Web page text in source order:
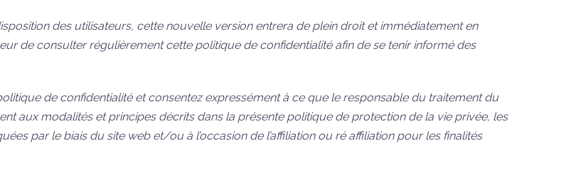
des utilisateurs, cette nouvelle version entrera de plein droit et immédiatement en
de consulter régulièrement cette politique de confidentialité afin de se tenir informé des
de confidentialité et consentez expressément à ce que le responsable du traitement du
aux modalités et principes décrits dans la présente politique de protection de la vie privée, les
par le biais du site web et/ou à l’occasion de l’affiliation ou ré affiliation pour les finalités